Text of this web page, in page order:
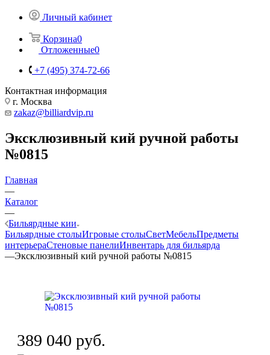
Личный кабинет
Корзина0
Отложенные0
+7 (495) 374-72-66
Контактная информация
г. Москва
zakaz@billiardvip.ru
Эксклюзивный кий ручной работы
№0815
Главная
—
Каталог
—
Бильярдные кии
Бильярдные столыИгровые столыСветМебельПредметы
интерьераСтеновые панелиИнвентарь для бильярда
—Эксклюзивный кий ручной работы №0815
389 040 руб.